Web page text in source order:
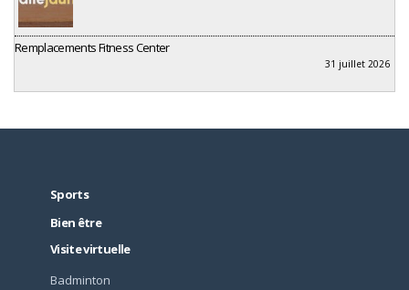
Remplacements Fitness Center
31 juillet 2026
Sports
Bien être
Visite virtuelle
Badminton